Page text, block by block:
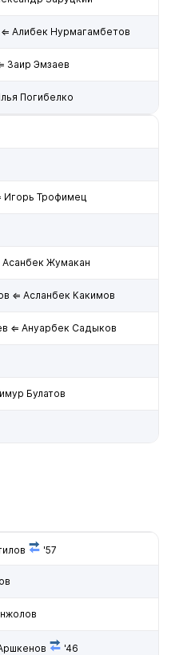
⇐ Алибек Нурмагамбетов
Заир Эмзаев
Погибелко
Игорь Трофимец
Жумакан
⇐ Асланбек Какимов
⇐ Ануарбек Садыков
Булатов
'57
'46